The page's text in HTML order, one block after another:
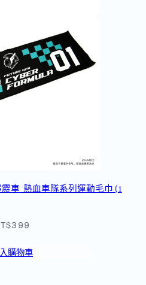
靂車_熱血車隊系列運動毛巾 (1
購物車